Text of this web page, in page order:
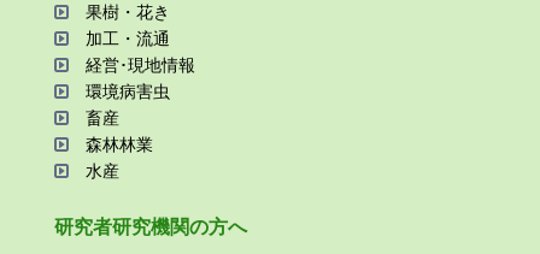
果樹・花き
加⼯・流通
経営･現地情報
環境病害⾍
畜産
森林林業
⽔産
研究者研究機関の⽅へ